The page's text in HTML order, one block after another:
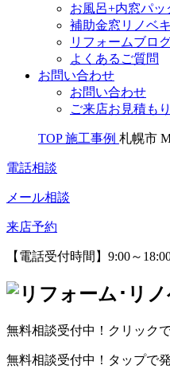
お風呂+内窓パ
補助金窓リノベ
リフォームブロ
よくあるご質問
お問い合わせ
お問い合わせ
ご来店お見積もり
TOP 施工事例 札幌市
電話相談
メール相談
来店予約
【電話受付時間】9:00～
無料相談受付中！クリック
無料相談受付中！タップで